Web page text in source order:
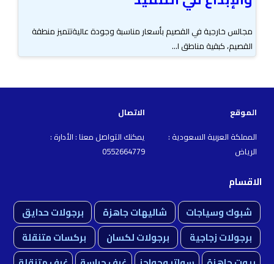
مجالس خارجية في القصيم بأسعار مناسبة وجودة عاليةتتميز منطقة
القصيم، كبقية مناطق ا...
الموقع
الاتصال
المملكة العربية السعودية :
الرياض
يمكنك التواصل معنا : الأدارة :
0552664779
الاقسام
شبوك وسياجات
شاليهات جاهزة
برجولات حدايق
برجولات زجاجية
برجولات لكسان
بركسات متنقلة